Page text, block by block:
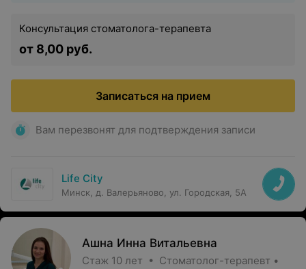
Консультация стоматолога-терапевта
от 8,00 руб.
Записаться на прием
Вам перезвонят для подтверждения записи
Life City
Минск, д. Валерьяново, ул. Городская, 5А
Ашна Инна Витальевна
Стаж 10 лет • Стоматолог-терапевт •